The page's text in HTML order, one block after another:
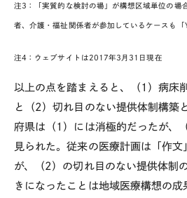
注3：「実質的な検討の場」が構想区域単位の場
者、介護・福祉関係者が参加しているケースも「
注4：ウェブサイトは2017年3月31日現在
以上の点を踏まえると、（1）病床
と（2）切れ目のない提供体制構築
府県は（1）には消極的だったが、
見られた。従来の医療計画は「作
が、（2）の切れ目のない提供体制
きになったことは地域医療構想の成